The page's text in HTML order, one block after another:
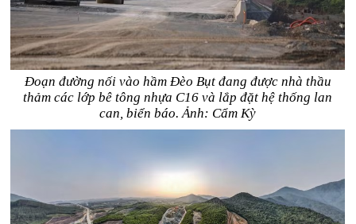
Đoạn đường nối vào hầm Đèo Bụt đang được nhà thầu
thảm các lớp bê tông nhựa C16 và lắp đặt hệ thống lan
can, biển báo. Ảnh: Cẩm Kỳ